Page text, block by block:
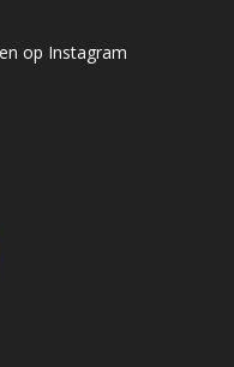
op Instagram